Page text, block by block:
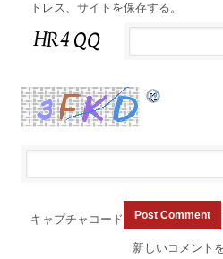
ドレス、サイトを保存する。
キャプチャコード
新しいコメント